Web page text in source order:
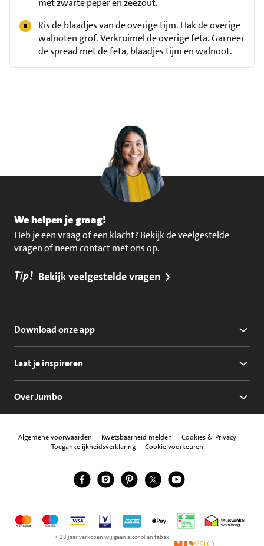
met zwarte peper en zeezout.
Ris de blaadjes van de overige tijm. Hak de overige
walnoten grof. Verkruimel de overige feta. Garneer
de spread met de feta, blaadjes tijm en walnoot.
We helpen je graag!
Heb je een vraag of een klacht? Bekijk de veelgestelde
vragen of neem contact met ons op.
Tip! Bekijk veelgestelde vragen
Download onze app
Laat je inspireren
Over Jumbo
Algemene voorwaarden Kwetsbaarheid melden
Cookies & Privacy
Toegankelijkheidsverklaring
Cookie voorkeuren
Volg ons
Jumbo Facebook
Jumbo Instagram
Jumbo Pinterest
Jumbo Twitter
Jumbo YouTube
MastercardMaestroVisa Vpay American Express
Apple Pay Thuiswinkel
< 18 jaar verkopen wij geen alcohol en tabak NIX18